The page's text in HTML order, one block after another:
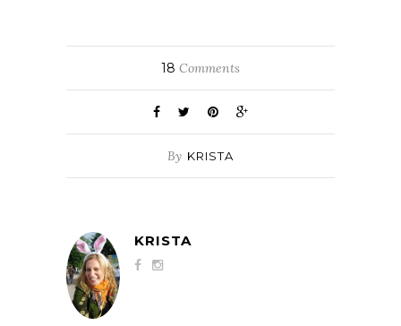
18 Comments
By KRISTA
KRISTA